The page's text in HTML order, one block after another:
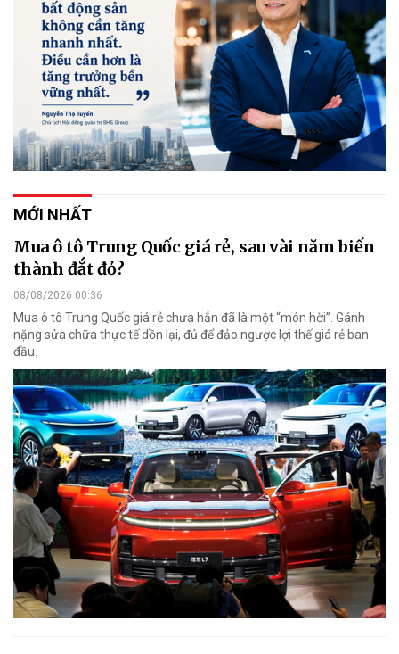
MỚI NHẤT
Mua ô tô Trung Quốc giá rẻ, sau vài năm biến
thành đắt đỏ?
08/08/2026 00:36
Mua ô tô Trung Quốc giá rẻ chưa hẳn đã là một “món hời”. Gánh
nặng sửa chữa thực tế dồn lại, đủ để đảo ngược lợi thế giá rẻ ban
đầu.